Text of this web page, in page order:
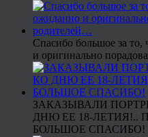
Спасибо большое за
и оригинально
ЗАКАЗЫВАЛИ
ДНЮ ЕЕ 18-ЛЕТИЯ!..
БОЛЬШОЕ СПАСИБО!